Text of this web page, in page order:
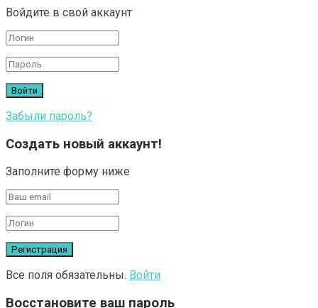
Войдите в свой аккаунт
Забыли пароль?
Создать новый аккаунт!
Заполните форму ниже
Все поля обязательны. Войти
Восстановите ваш пароль